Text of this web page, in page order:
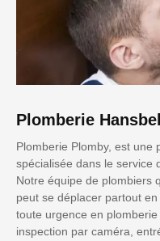
Plomberie
Plomberie Plomby, est une
spécialisée dans le service
Notre équipe de plombiers
peut se déplacer partout
toute urgence en
inspection par caméra,